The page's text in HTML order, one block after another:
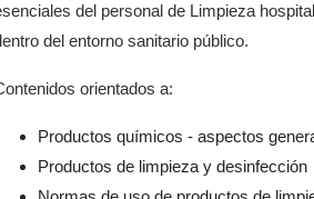
del personal de Limpieza
del entorno sanitario público.
orientados a:
Productos químicos - aspectos
Productos de limpieza y desinfección